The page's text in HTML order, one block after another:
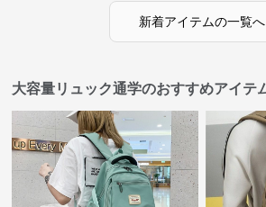
新着アイテムの一覧へ
大容量リュック通学のおすすめアイテ